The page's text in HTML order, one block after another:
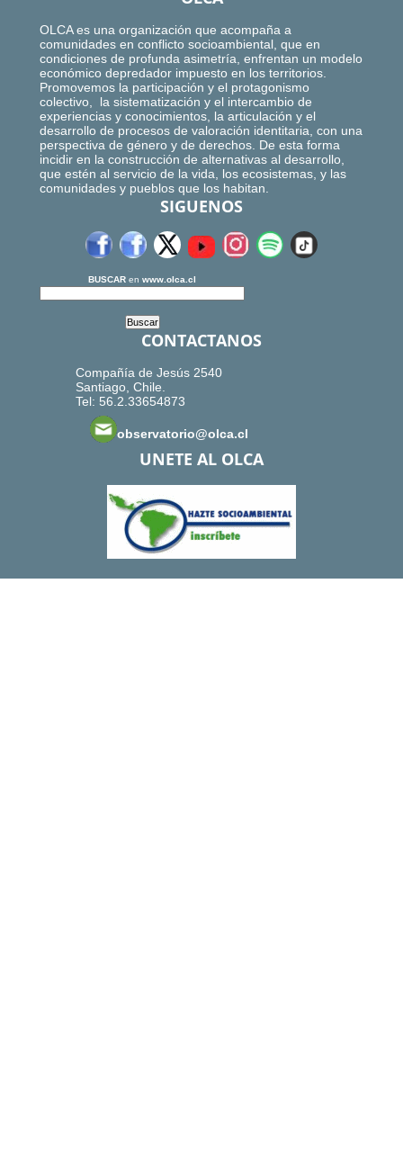
OLCA es una organización que acompaña a
comunidades en conflicto socioambiental, que en
condiciones de profunda asimetría, enfrentan un modelo
económico depredador impuesto en los territorios.
Promovemos la participación y el protagonismo
colectivo, la sistematización y el intercambio de
experiencias y conocimientos, la articulación y el
desarrollo de procesos de valoración identitaria, con una
perspectiva de género y de derechos. De esta forma
incidir en la construcción de alternativas al desarrollo,
que estén al servicio de la vida, los ecosistemas, y las
comunidades y pueblos que los habitan.
SIGUENOS
BUSCAR en www.olca.cl
CONTACTANOS
Compañía de Jesús 2540
Santiago, Chile.
Tel: 56.2.33654873
observatorio@olca.cl
UNETE AL OLCA